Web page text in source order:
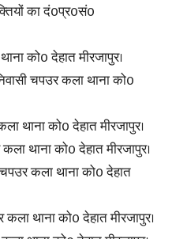
का दं0प्र0सं0
को0 देहात मीरजापुर।
चपउर कला थाना को0
थाना को0 देहात मीरजापुर।
थाना को0 देहात मीरजापुर।
कला थाना को0 देहात
थाना को0 देहात मीरजापुर।